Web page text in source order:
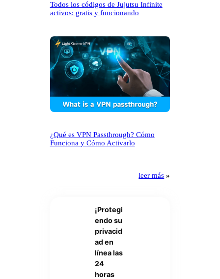
Todos los códigos de Jujutsu Infinite
activos: gratis y funcionando
¿Qué es VPN Passthrough? Cómo
Funciona y Cómo Activarlo
leer más »
¡Protegi
endo su
privacid
ad en
línea las
24
horas